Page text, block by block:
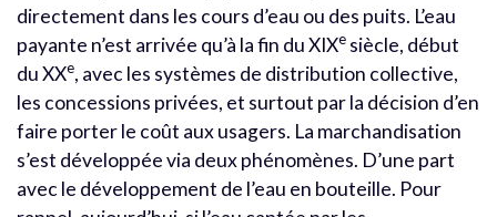
directement dans les cours d’eau ou des puits. L’eau
payante n’est arrivée qu’à la fin du XIXe siècle, début
du XXe, avec les systèmes de distribution collective,
les concessions privées, et surtout par la décision d’en
faire porter le coût aux usagers. La marchandisation
s’est développée via deux phénomènes. D’une part
avec le développement de l’eau en bouteille. Pour